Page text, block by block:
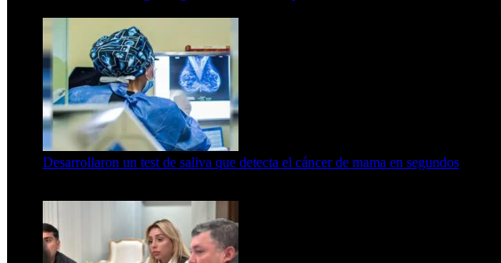
Desarrollaron un test de saliva que detecta el cáncer de mama en segundos